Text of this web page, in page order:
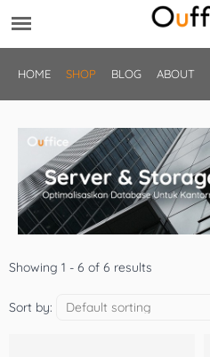
HOME SHOP BLOG ABOUT
Showing 1 - 6 of 6 results
Sort by: